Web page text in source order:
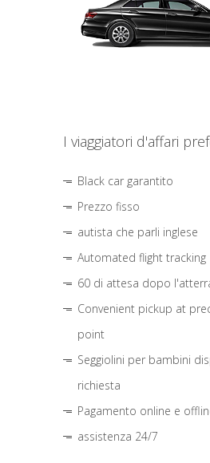
I viaggiatori d'affari
Black car garantito
Prezzo fisso
autista che parli inglese
Automated flight tracking
60 di attesa dopo
Convenient pickup at
point
Seggiolini per bambini
richiesta
Pagamento online e
assistenza 24/7